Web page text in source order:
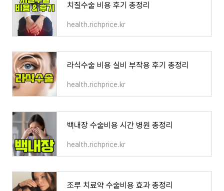
치질수술 비용 후기 총정리
health.richprice.kr
라식수술 비용 실비 부작용 후기 총정리
health.richprice.kr
백내장 수술비용 시간 병원 총정리
health.richprice.kr
조루 치료약 수술비용 효과 총정리